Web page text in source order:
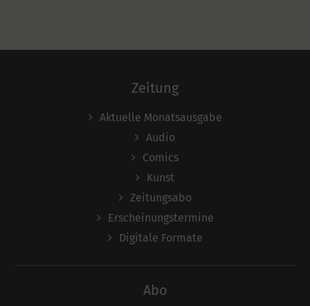
Zeitung
Aktuelle Monatsausgabe
Audio
Comics
Kunst
Zeitungsabo
Erscheinungstermine
Digitale Formate
Abo